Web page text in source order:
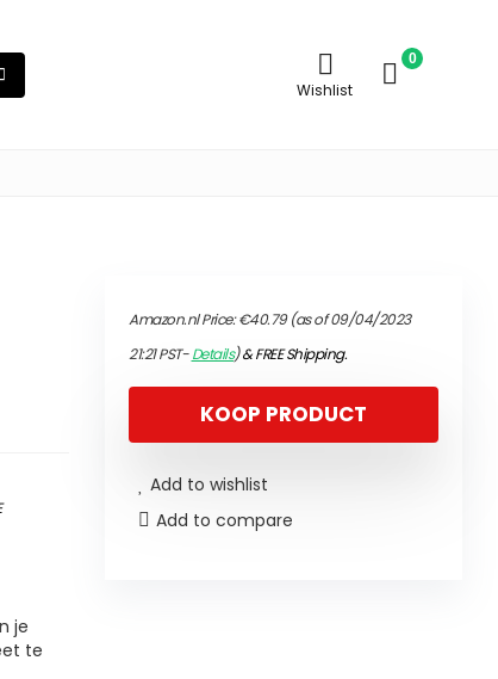
Wishlist
0
je
te
Amazon.nl Price:€40.79(as of 09/04/2023
21:21 PST-Details)&FREE Shipping.
KOOP PRODUCT
Add to wishlist
Add to compare